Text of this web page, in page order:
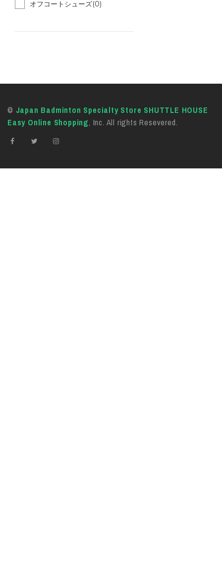
オフコートシューズ(0)
© Japan Badminton Specialty Store SHUTTLE HOUSE
Easy Online Shopping, Inc. All rights Resevered.